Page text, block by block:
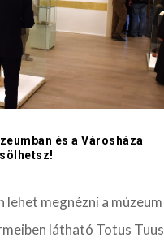
és a Városháza
megnézni a múzeum
látható Totus Tuus